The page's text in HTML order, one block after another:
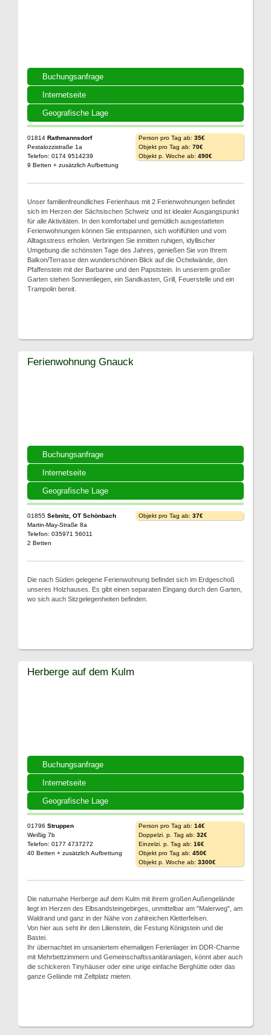
Buchungsanfrage
Internetseite
Geografische Lage
01814 Rathmannsdorf
Pestalozzistraße 1a
Telefon: 0174 9514239
9 Betten + zusätzlich Aufbettung
Person pro Tag ab: 35€
Objekt pro Tag ab: 70€
Objekt p. Woche ab: 490€
Unser familienfreundliches Ferienhaus mit 2 Ferienwohnungen befindet
sich im Herzen der Sächsischen Schweiz und ist idealer Ausgangspunkt
für alle Aktivitäten. In den komfortabel und gemütlich ausgestatteten
Ferienwohnungen können Sie entspannen, sich wohlfühlen und vom
Alltagsstress erholen. Verbringen Sie inmitten ruhigen, idyllischer
Umgebung die schönsten Tage des Jahres, genießen Sie von Ihrem
Balkon/Terrasse den wunderschönen Blick auf die Ochelwände, den
Pfaffenstein mit der Barbarine und den Papststein. In unserem großer
Garten stehen Sonnenliegen, ein Sandkasten, Grill, Feuerstelle und ein
Trampolin bereit.
Buchungsanfrage
Internetseite
Geografische Lage
Ferienwohnung Gnauck
01855 Sebnitz, OT Schönbach
Martin-May-Straße 8a
Telefon: 035971 56011
2 Betten
Objekt pro Tag ab: 37€
Die nach Süden gelegene Ferienwohnung befindet sich im Erdgeschoß
unseres Holzhauses. Es gibt einen separaten Eingang durch den Garten,
wo sich auch Sitzgelegenheiten befinden.
Buchungsanfrage
Internetseite
Geografische Lage
Herberge auf dem Kulm
01796 Struppen
Weißig 7b
Telefon: 0177 4737272
40 Betten + zusätzlich Aufbettung
Person pro Tag ab: 14€
Doppelzi. p. Tag ab: 32€
Einzelzi. p. Tag ab: 16€
Objekt pro Tag ab: 450€
Objekt p. Woche ab: 3300€
Die naturnahe Herberge auf dem Kulm mit ihrem großen Außengelände
liegt im Herzen des Elbsandsteingebirges, unmittelbar am "Malerweg", am
Waldrand und ganz in der Nähe von zahlreichen Kletterfelsen.
Von hier aus seht ihr den Lilienstein, die Festung Königstein und die
Bastei.
Ihr übernachtet im unsaniertem ehemaligen Ferienlager im DDR-Charme
mit Mehrbettzimmern und Gemeinschaftssanitäranlagen, könnt aber auch
die schickeren Tinyhäuser oder eine urige einfache Berghütte oder das
ganze Gelände mit Zeltplatz mieten.